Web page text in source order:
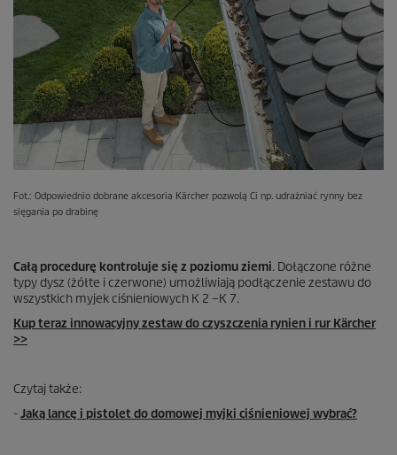
Fot.: Odpowiednio dobrane akcesoria Kärcher pozwolą Ci np. udrażniać rynny bez
sięgania po drabinę
Całą procedurę kontroluje się z poziomu ziemi. Dołączone różne
typy dysz (żółte i czerwone) umożliwiają podłączenie zestawu do
wszystkich myjek ciśnieniowych K 2 –K 7.
Kup teraz innowacyjny zestaw do czyszczenia rynien i rur Kärcher
>>
Czytaj także:
-Jaką lancę i pistolet do domowej myjki ciśnieniowej wybrać?